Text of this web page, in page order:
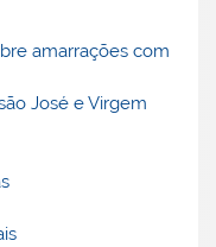
amarrações com
José e Virgem